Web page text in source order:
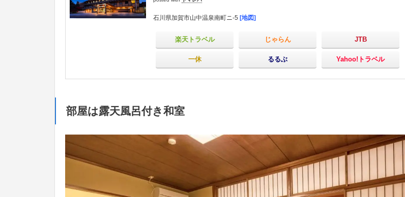
石川県加賀市山中温泉南町ニ-5 [地図]
楽天トラベル じゃらん JTB
一休 るるぶ Yahoo!トラベル
部屋は露天風呂付き和室